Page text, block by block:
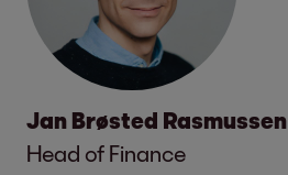
Jan Brøsted Rasmussen
Head of Finance